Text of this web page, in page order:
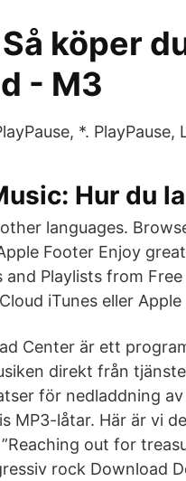
köper
- M3
*.
Hur du
languages.
Footer Enjoy
and Playlists from
iTunes eller
Center är ett
direkt från
för nedladdning
MP3-låtar. Här är vi
out for
rock Download